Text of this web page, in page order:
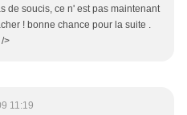
de soucis, ce n' est pas maintenant
! bonne chance pour la suite .
>
11:19